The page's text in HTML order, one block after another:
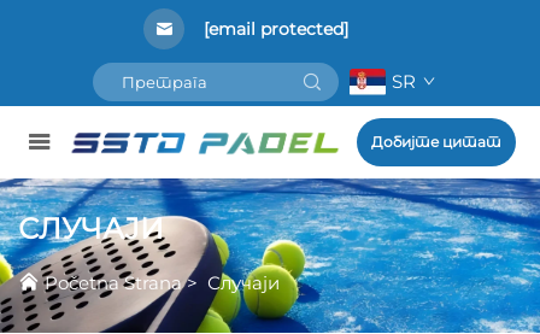
[email protected]
SR
Добијте цитат
СЛУЧАЈИ
Početna Strana> Случаји